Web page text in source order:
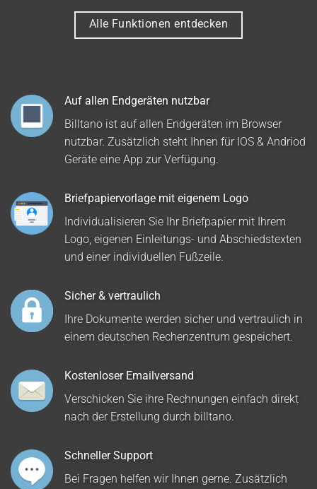
Alle Funktionen entdecken
Auf allen Endgeräten nutzbar
Billtano ist auf allen Endgeräten im Browser
nutzbar. Zusätzlich steht Ihnen für IOS & Andriod
Geräte eine App zur Verfügung.
Briefpapiervorlage mit eigenem Logo
Individualisieren Sie Ihr Briefpapier mit Ihrem
Logo, eigenen Einleitungs- und Abschiedstexten
und einer individuellen Fußzeile.
Sicher & vertraulich
Ihre Dokumente werden sicher und vertraulich in
einem deutschen Rechenzentrum gespeichert.
Kostenloser Emailversand
Verschicken Sie ihre Rechnungen einfach direkt
nach der Erstellung durch billtano.
Schneller Support
Bei Fragen helfen wir Ihnen gerne. Zusätzlich